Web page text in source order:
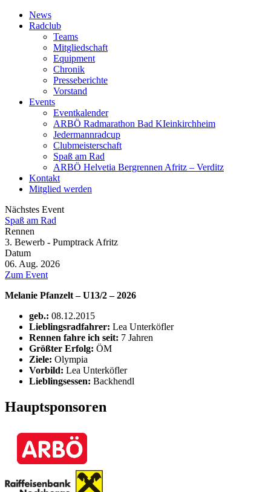
News
Radclub
Teams
Mitgliedschaft
Equipment
Chronik
Presseberichte
Vorstand
Events
Eventkalender
ARBÖ Radmarathon Bad KIeinkirchheim
Jedermannradcup
Clubmeisterschaft
Spaß am Rad
ARBÖ Helvetia Bergrennen Afritz – Verditz
Kontakt
Mitglied werden
Nächstes Event
Spaß am Rad
Rennen
3. Bewerb - Pumptrack Afritz
Datum
06. Aug. 2026
Zum Event
Melanie Pfanzelt – U13/2 – 2026
geb.: 08.12.2015
Lieblingsradfahrer: Lea Unterköfler
Rennen fahre ich seit: 7 Jahren
Größter Erfolg: ÖM
Ziele: Olympia
Vorbild: Lea Unterköfler
Lieblingsessen: Backhendl
Hauptsponsoren